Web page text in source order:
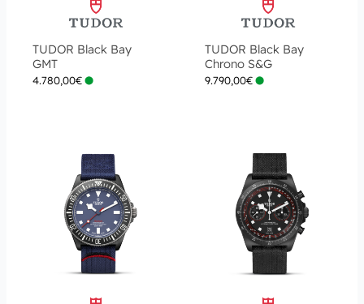
TUDOR Black Bay
GMT
4.780,00€
TUDOR Black Bay
Chrono S&G
9.790,00€